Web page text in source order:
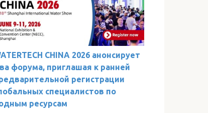
CHINA 2026 анонсирует
форума, приглашая к ранней
регистрации
специалистов по
ресурсам